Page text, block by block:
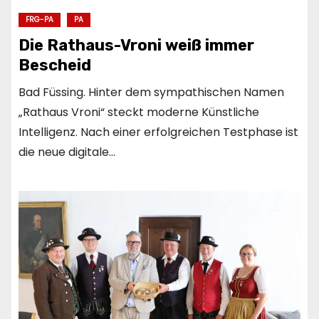
FRG-PA PA
Die Rathaus-Vroni weiß immer
Bescheid
Bad Füssing. Hinter dem sympathischen Namen
„Rathaus Vroni“ steckt moderne Künstliche
Intelligenz. Nach einer erfolgreichen Testphase ist
die neue digitale…